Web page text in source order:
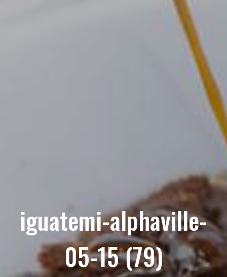
iguatemi-alphaville-
05-15 (79)